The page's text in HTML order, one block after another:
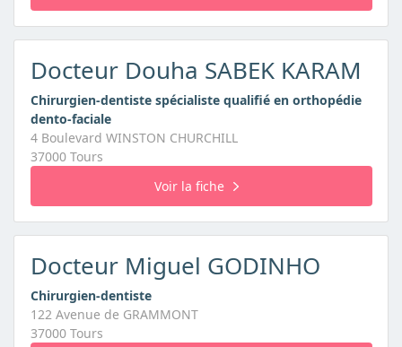
Docteur Douha SABEK KARAM
Chirurgien-dentiste spécialiste qualifié en orthopédie
dento-faciale
4 Boulevard WINSTON CHURCHILL
37000 Tours
Voir la fiche
Docteur Miguel GODINHO
Chirurgien-dentiste
122 Avenue de GRAMMONT
37000 Tours